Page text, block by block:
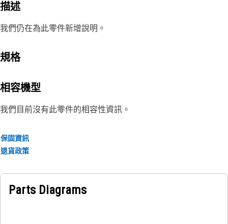
描述
我們仍在為此零件新增說明。
規格
相容機型
我們目前沒有此零件的相容性資訊。
保固資訊
退貨政策
Parts Diagrams